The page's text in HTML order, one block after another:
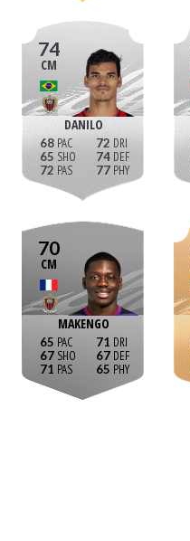
74
CM
DANILO
68
65
72
72
74
77
70
CM
MAKENGO
65
67
71
71
67
65